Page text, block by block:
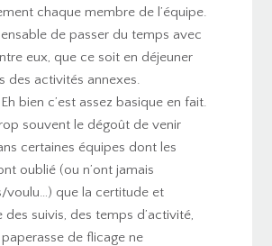
chaque membre de l’équipe.
de passer du temps avec
eux, que ce soit en déjeuner
des activités annexes.
bien c’est assez basique en fait.
souvent le dégoût de venir
certaines équipes dont les
oublié (ou n’ont jamais
voulu…) que la certitude et
des suivis, des temps d’activité,
de flicage ne